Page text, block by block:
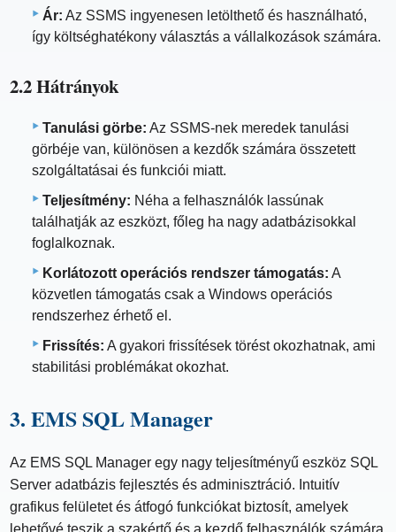
Ár: Az SSMS ingyenesen letölthető és használható,
így költséghatékony választás a vállalkozások számára.
2.2 Hátrányok
Tanulási görbe: Az SSMS-nek meredek tanulási
görbéje van, különösen a kezdők számára összetett
szolgáltatásai és funkciói miatt.
Teljesítmény: Néha a felhasználók lassúnak
találhatják az eszközt, főleg ha nagy adatbázisokkal
foglalkoznak.
Korlátozott operációs rendszer támogatás: A
közvetlen támogatás csak a Windows operációs
rendszerhez érhető el.
Frissítés: A gyakori frissítések törést okozhatnak, ami
stabilitási problémákat okozhat.
3. EMS SQL Manager
Az EMS SQL Manager egy nagy teljesítményű eszköz SQL
Server adatbázis fejlesztés és adminisztráció. Intuitív
grafikus felületet és átfogó funkciókat biztosít, amelyek